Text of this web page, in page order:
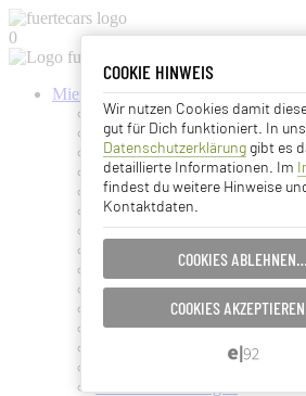
COOKIE HINWEIS
Wir nutzen Cookies damit
gut für Dich funktioniert. In
Datenschutzerklärung gibt es
detaillierte Informationen. Im
findest du weitere Hinweise
Kontaktdaten.
COOKIES ABLEHNEN…
COOKIES
EINSTELLUNGEN
ABBRECHEN…
0
Mietwagen buchen
Kanaren Mietwagen
Fuerteventura Mietwagen
Gran Canaria Mietwagen
Lanzarote Mietwagen
La Palma Mietwagen
La Gomera Mietwagen
Teneriffa Mietwagen
El Hierro Mietwagen
Kanaren-Mietwagen ohne
Mietwagen ohne Kreditkarte
Kanaren Kreuzfahrt +
Mietwagen zum Inselhüpfen
Mietwagen für Kreuzfahrer